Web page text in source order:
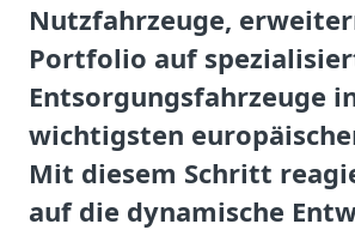
Nutzfahrzeuge,
Portfolio auf
Entsorgungsfahrzeuge
wichtigsten
Mit diesem Schritt
auf die dynamische